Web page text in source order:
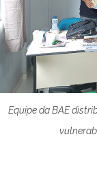
Equipe da BAE